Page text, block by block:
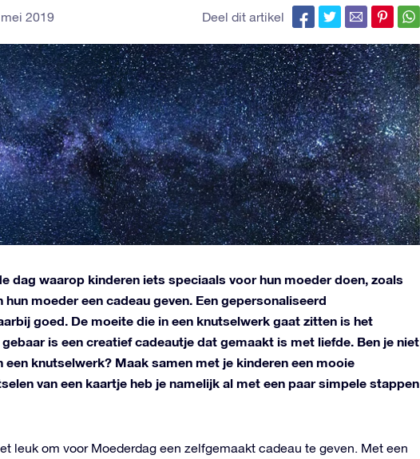
2019 Deel dit artikel
dag waarop kinderen iets speciaals voor hun moeder doen, zoals
moeder een cadeau geven. Een gepersonaliseerd
goed. De moeite die in een knutselwerk gaat zitten is het
is een creatief cadeautje dat gemaakt is met liefde. Ben je niet
een knutselwerk? Maak samen met je kinderen een mooie
van een kaartje heb je namelijk al met een paar simpele stappen
leuk om voor Moederdag een zelfgemaakt cadeau te geven. Met een